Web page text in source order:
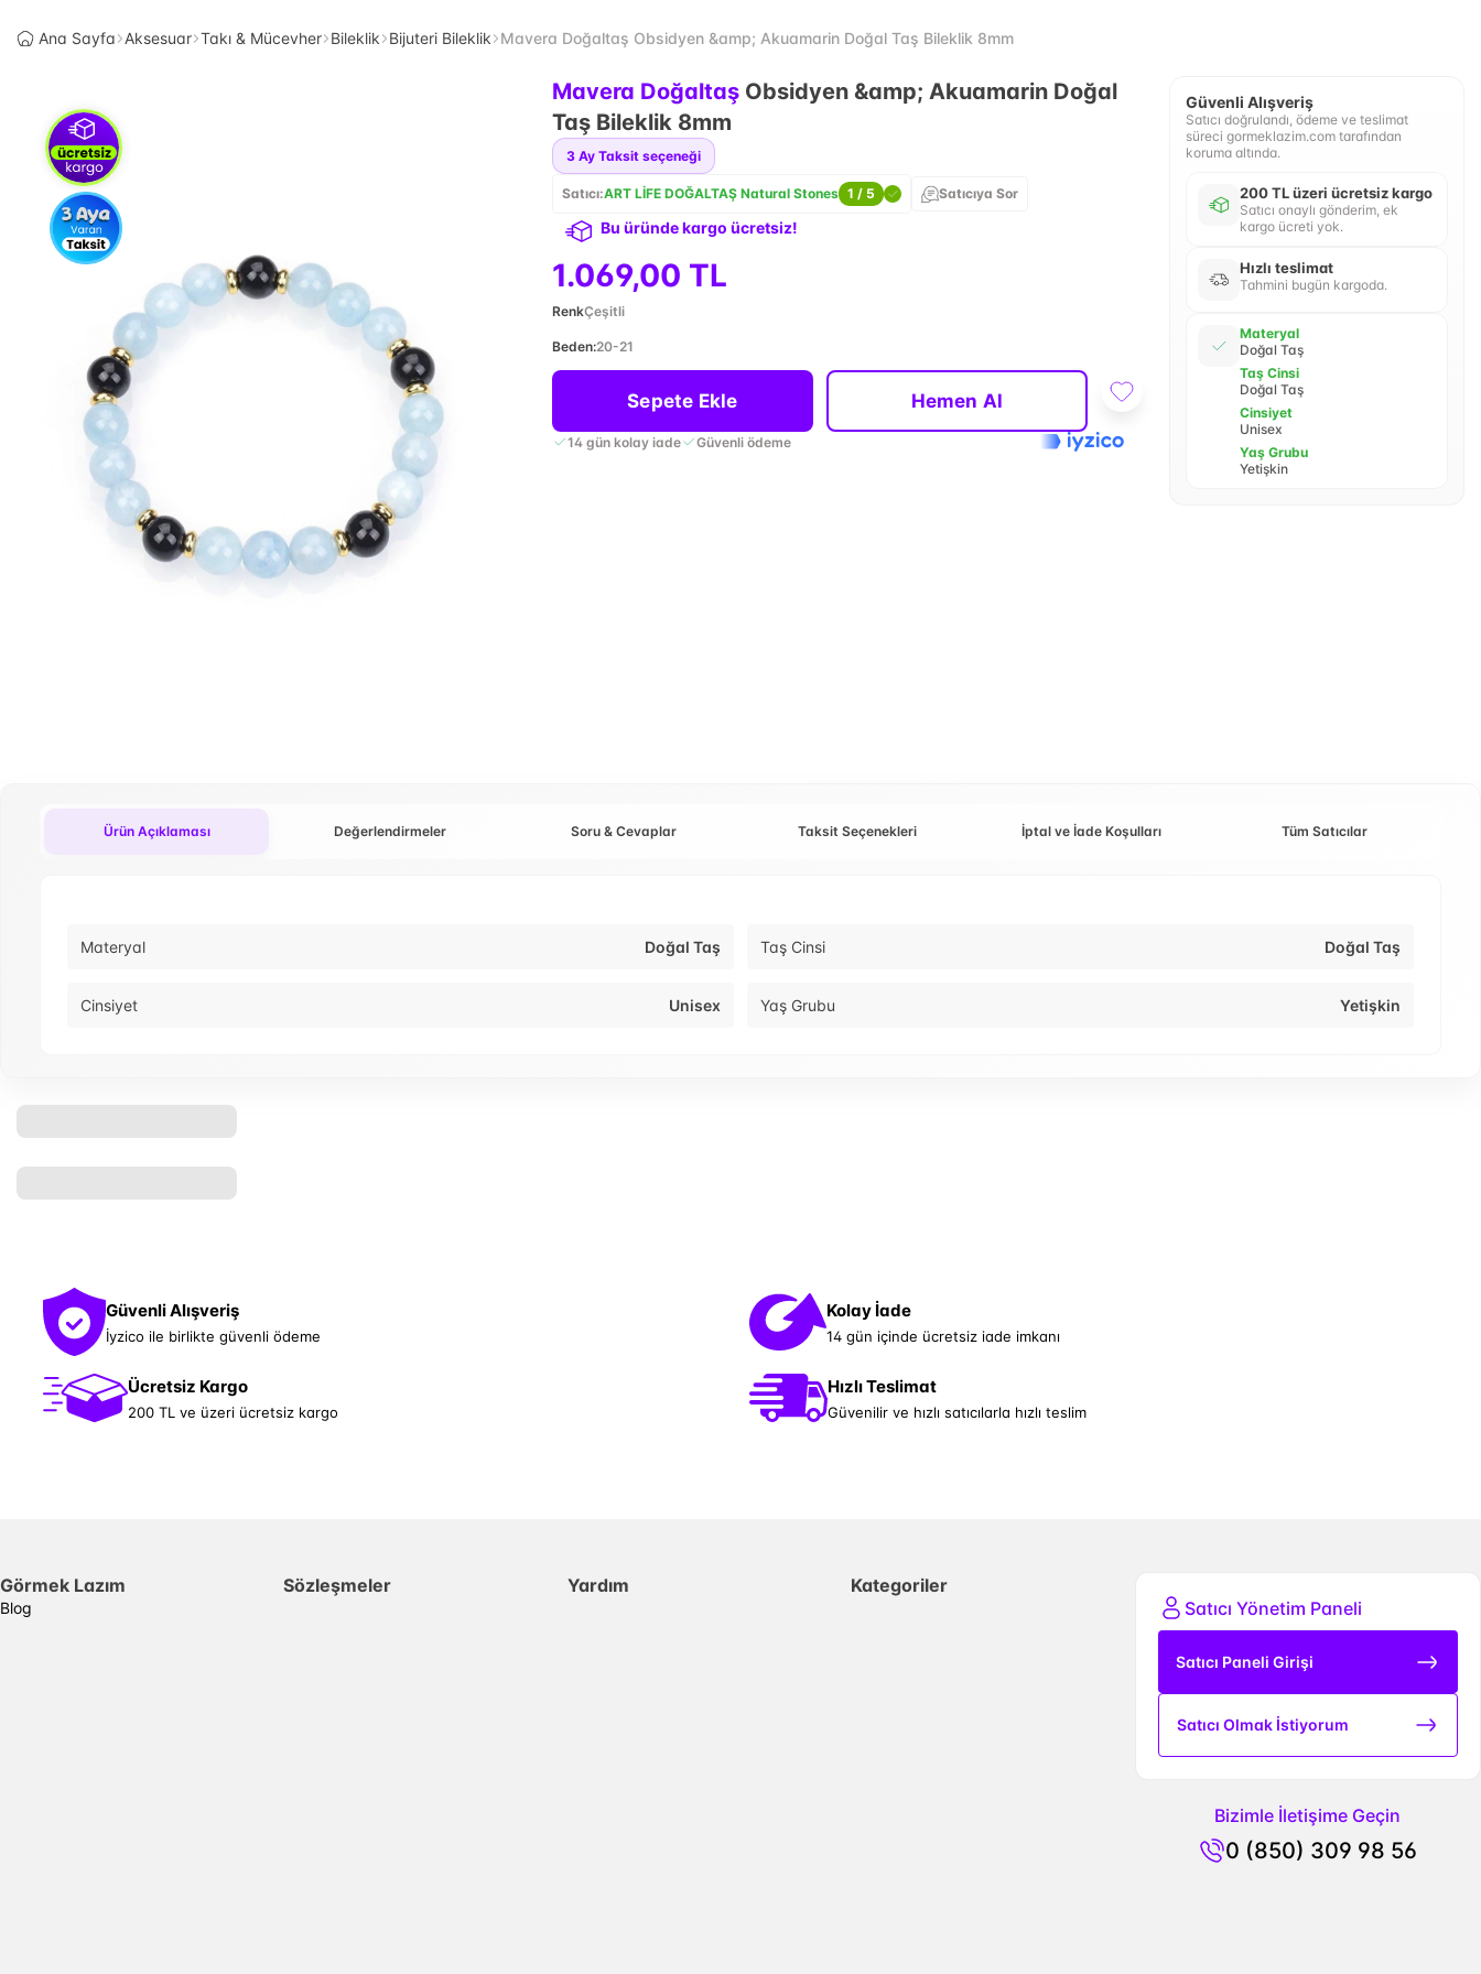
Ana Sayfa Aksesuar Takı & Mücevher Bileklik Bijuteri Bileklik Mavera Doğaltaş Obsidyen &amp; Akuamarin Doğal Taş Bileklik 8mm
Mavera Doğaltaş Obsidyen &amp; Akuamarin Doğal
Taş Bileklik 8mm
3 Ay Taksit seçeneği
Satıcı:ART LİFE DOĞALTAŞ Natural Stones 1 / 5 Satıcıya Sor
Bu üründe kargo ücretsiz!
1.069,00 TL
RenkÇeşitli
Beden:20-21
Sepete Ekle Hemen Al
14 gün kolay iade Güvenli ödeme
Güvenli Alışveriş
Satıcı doğrulandı, ödeme ve teslimat
süreci gormeklazim.com tarafından
koruma altında.
200 TL üzeri ücretsiz kargo
Satıcı onaylı gönderim, ek
kargo ücreti yok.
Hızlı teslimat
Tahmini bugün kargoda.
Materyal
Doğal Taş
Taş Cinsi
Doğal Taş
Cinsiyet
Unisex
Yaş Grubu
Yetişkin
Ürün Açıklaması Değerlendirmeler Soru & Cevaplar Taksit Seçenekleri İptal ve İade Koşulları Tüm Satıcılar
Materyal Doğal Taş Taş Cinsi Doğal Taş
Cinsiyet Unisex Yaş Grubu Yetişkin
Güvenli Alışveriş
İyzico ile birlikte güvenli ödeme
Kolay İade
14 gün içinde ücretsiz iade imkanı
Ücretsiz Kargo
200 TL ve üzeri ücretsiz kargo
Hızlı Teslimat
Güvenilir ve hızlı satıcılarla hızlı teslim
Görmek Lazım
Blog
Sözleşmeler Yardım
Kategoriler
Satıcı Yönetim Paneli
Satıcı Paneli Girişi
Satıcı Olmak İstiyorum
Bizimle İletişime Geçin
0 (850) 309 98 56